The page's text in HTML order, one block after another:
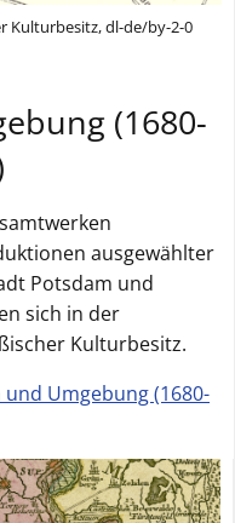
Kulturbesitz, dl-de/by-2-0
(1680-
ausgewählter
Potsdam und
sich in der
Kulturbesitz.
Umgebung (1680-